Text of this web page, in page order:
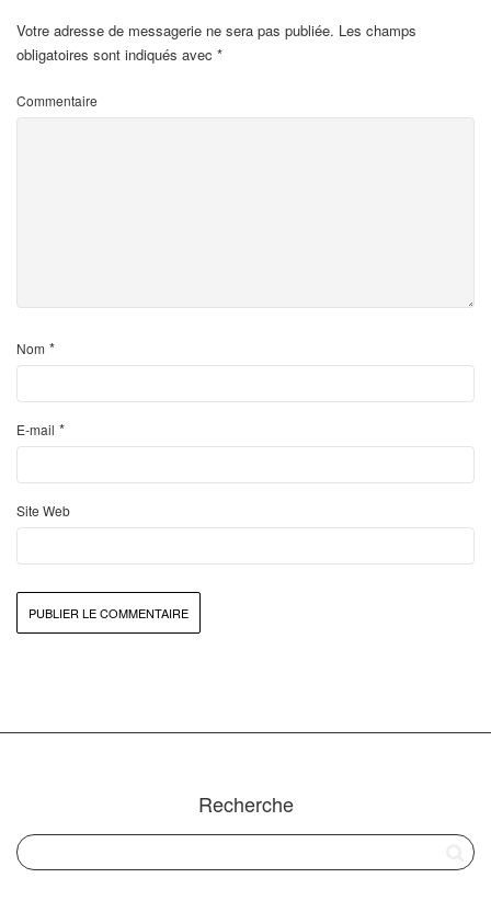
Votre adresse de messagerie ne sera pas publiée. Les champs
obligatoires sont indiqués avec *
Commentaire
Nom *
E-mail *
Site Web
Recherche